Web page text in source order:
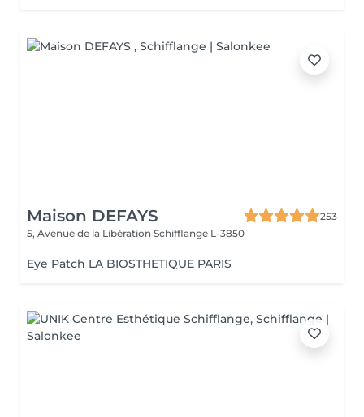
Maison DEFAYS
253
5, Avenue de la Libération Schifflange L-3850
Eye Patch LA BIOSTHETIQUE PARIS